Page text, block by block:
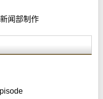
闻部制作